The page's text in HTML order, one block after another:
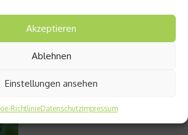
Akzeptieren
Ablehnen
Einstellungen ansehen
RichtlinieDatenschutzImpressum
Stuhlgang – wie oft ist eigentlich normal?